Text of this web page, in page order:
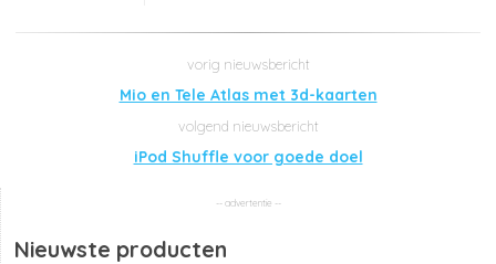
Mio en Tele Atlas met 3d-kaarten
iPod Shuffle voor goede doel
Nieuwste producten